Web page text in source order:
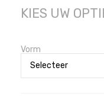
KIES UW
Vorm